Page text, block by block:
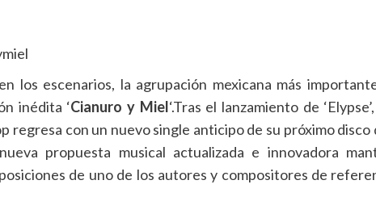
los escenarios, la agrupación mexicana más
inédita ‘Cianuro y Miel‘.Tras el lanzamiento de
regresa con un nuevo single anticipo de su próximo disco
propuesta musical actualizada e innovadora
de uno de los autores y compositores de